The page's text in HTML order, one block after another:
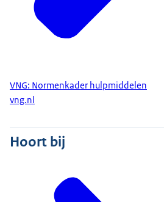
VNG: Normenkader hulpmiddelen
vng.nl
Hoort bij